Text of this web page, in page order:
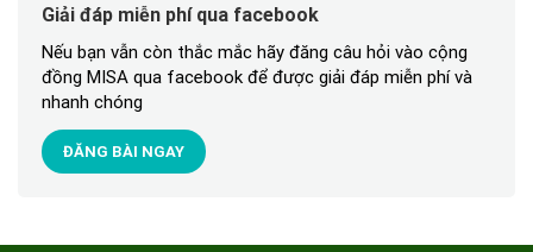
Giải đáp miễn phí qua facebook
Nếu bạn vẫn còn thắc mắc hãy đăng câu hỏi vào cộng
đồng MISA qua facebook để được giải đáp miễn phí và
nhanh chóng
ĐĂNG BÀI NGAY